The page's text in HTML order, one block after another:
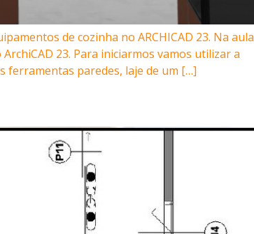
de cozinha no ARCHICAD 23. Na aula
23. Para iniciarmos vamos utilizar a
ferramentas paredes, laje de um […]